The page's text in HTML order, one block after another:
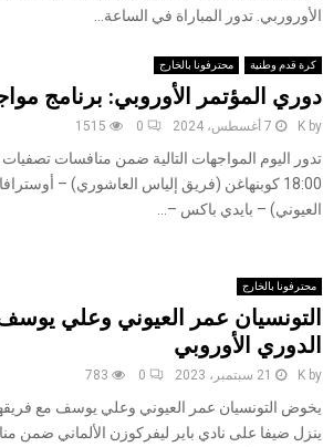
الأوروربي. تدور المباراة في الساعة...
كرة قدم وطنية محترفونا بالخارج
دوري المؤتمر الأوروبي: برنامج
by
K 7 أغسطس، 2024 0
1515
تدور اليوم المواجهات التالية ضمن منافسات
18:00 كوبنهاغن (فريق إلياس العاشوري) –
العيوني) – بايدي باكس –...
محترفونا بالخارج
التونسيان عمر العيوني وعلي
الدوري الأوروبي
by
K 21 سبتمبر، 2023 0
783
يخوض التونسيان عمر العيوني وعلي يوسف مع
ينزل ضيفا على نادي باير ليفركوزن الألماني ضمن